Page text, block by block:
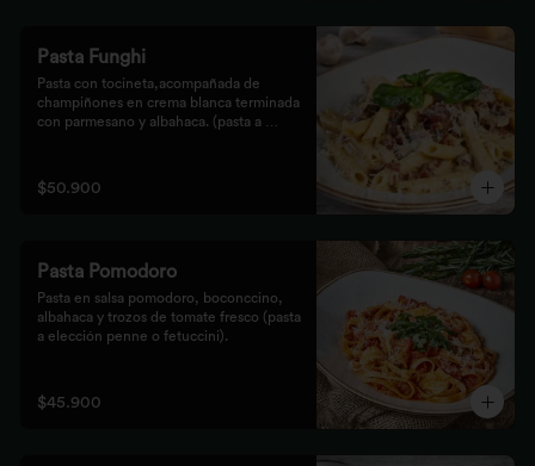
Pasta Funghi
Pasta con tocineta,acompañada de
champiñones en crema blanca terminada
con parmesano y albahaca. (pasta a
$50.900
Pasta Pomodoro
Pasta en salsa pomodoro, boconccino,
albahaca y trozos de tomate fresco (pasta
a elección penne o fetuccini).
$45.900